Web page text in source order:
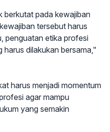
berkutat pada kewajiban
tersebut harus
penguatan etika profesi
harus dilakukan bersama,"
harus menjadi momentum
agar mampu
yang semakin